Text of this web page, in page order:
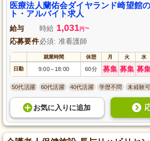
医療法人蘭佑会ダイヤランド崎望館
ト・アルバイト求人
給与 時給 1,031円 ~
応募要件必須: 准看護師
就業時間 休憩 月 火 水
日勤 9:00～ 18:00 60分 募集 募集 募
50代活躍 60代活躍 40代活躍 学歴不問 未経験可
お気に入り に追加